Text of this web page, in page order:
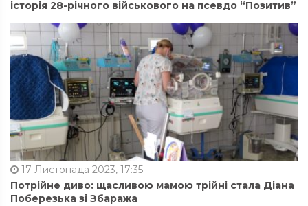
історія 28-річного військового на псевдо “Позитив”
17 Листопада 2023, 17:35
Потрійне диво: щасливою мамою трійні стала Діана
Поберезька зі Збаража